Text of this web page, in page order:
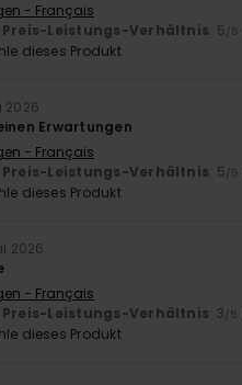
- Français
Preis-Leistungs-Verhältnis: 5/5
dieses Produkt
2026
Erwartungen
- Français
Preis-Leistungs-Verhältnis: 5/5
dieses Produkt
2026
- Français
Preis-Leistungs-Verhältnis: 3/5
dieses Produkt